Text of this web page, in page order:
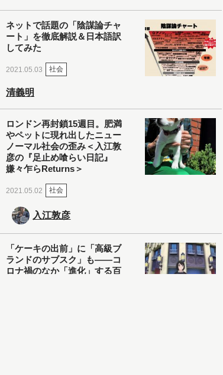
ネットで話題の「陰謀論チャ
ート」を徹底解説＆日本語訳
してみた
2021.05.03 社会
清義明
ロンドン再封鎖15週目。肥満
やペットに現れ出したニュー
ノーマル社会の歪み＜入江敦
彦の『足止め喰らい日記』
嫌々乍らReturns＞
2021.05.02 社会
入江敦彦
「ケーキの出前」に「高級ブ
ランドのサブスク」も――コ
ロナ禍のなか「進化」する百